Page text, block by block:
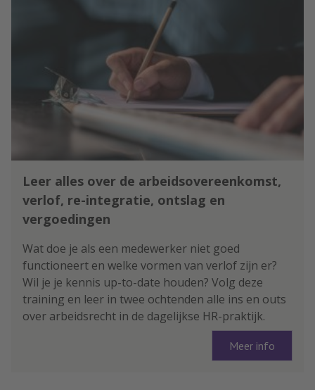
Leer alles over de arbeidsovereenkomst,
verlof, re-integratie, ontslag en
vergoedingen
Wat doe je als een medewerker niet goed
functioneert en welke vormen van verlof zijn er?
Wil je je kennis up-to-date houden? Volg deze
training en leer in twee ochtenden alle ins en outs
over arbeidsrecht in de dagelijkse HR-praktijk.
Meer info